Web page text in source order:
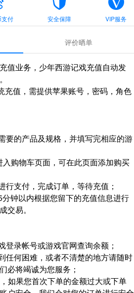
支付 安全保障 VIP服务
评价晒单
值业务，少年西游记戏充值自动发
充值，需提供苹果账号，密码，角色
要的产品及规格，并填写完相应的游
入购物车页面，可在此页面添加购买
行支付，完成订单，等待充值；
钟以内根据您留下的充值信息进行
交易。
登录帐号或游戏官网查询余额；
任何困难，或者不清楚的地方请随时
必将竭诚为您服务；
如果您首次下单的金额过大或下单